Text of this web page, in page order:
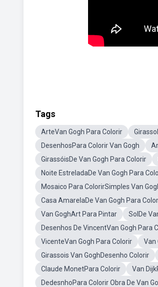
Tags
ArteVan Gogh Para Colorir
DesenhosPara Colorir Van Gogh
GirassóisDe Van Gogh Para Colorir
Noite EstreladaDe Van Gogh Para
Mosaico Para ColorirSimples Van
Casa AmarelaDe Van Gogh Para
Van GoghArt Para Pintar
SolDe
Desenhos De VincentVan Gogh Para
VicenteVan Gogh Para Colorir
Van
Girassois Van GoghDesenho Colorir
Claude MonetPara Colorir
Van
DedesnhoPara Colorir Obra De Van